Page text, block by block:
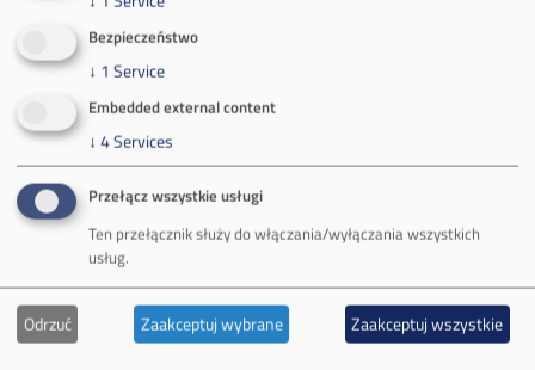
mail:
(poniedziałek-piątek 7:00-15:00)
O Firmie
Władze spółki
Spółka Południowy Koncern Węglowy
Bezpieczeństwo
↓ 1 Service
Embedded external content
↓ 4Services
Przełącz wszystkie usługi
Ten przełącznik służy do włączania/wyłączania wszystkich
usług.
Odrzuć Zaakceptuj wybrane Zaakceptuj wszystkie